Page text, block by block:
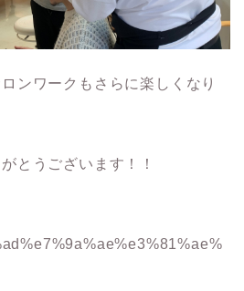
ンワークもさらに楽しくなり
とうございます！！